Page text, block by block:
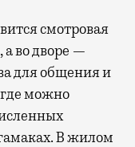
смотровая
а во дворе —
для общения и
можно
В жилом